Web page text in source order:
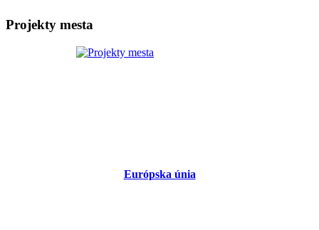
Projekty mesta
Európska únia